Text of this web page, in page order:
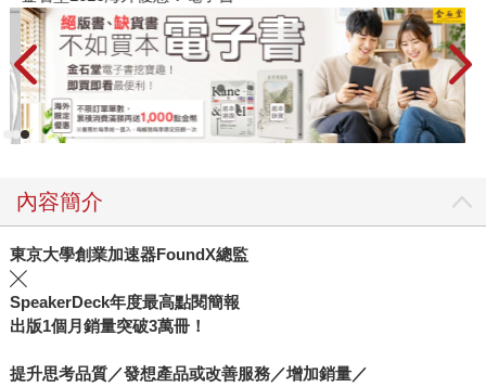
內容簡介
東京大學創業加速器FoundX總監
╳
SpeakerDeck年度最高點閱簡報
出版1個月銷量突破3萬冊！
提升思考品質／發想產品或改善服務／增加銷量／